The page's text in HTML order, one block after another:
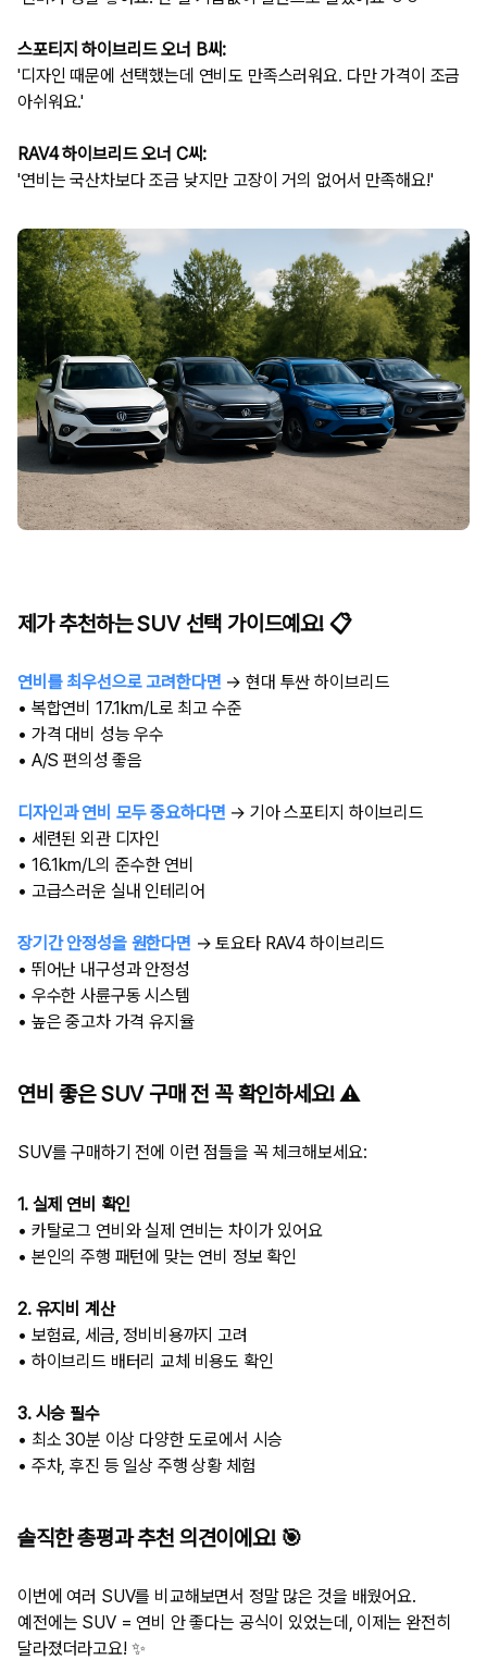
스포티지 하이브리드 오너 B씨:
'디자인 때문에 선택했는데 연비도 만족스러워요. 다만 가격이 조금
아쉬워요.'
RAV4 하이브리드 오너 C씨:
'연비는 국산차보다 조금 낮지만 고장이 거의 없어서 만족해요!'
제가 추천하는 SUV 선택 가이드예요! 📋
연비를 최우선으로 고려한다면 → 현대 투싼 하이브리드
• 복합연비 17.1km/L로 최고 수준
• 가격 대비 성능 우수
• A/S 편의성 좋음
디자인과 연비 모두 중요하다면 → 기아 스포티지 하이브리드
• 세련된 외관 디자인
• 16.1km/L의 준수한 연비
• 고급스러운 실내 인테리어
장기간 안정성을 원한다면 → 토요타 RAV4 하이브리드
• 뛰어난 내구성과 안정성
• 우수한 사륜구동 시스템
• 높은 중고차 가격 유지율
연비 좋은 SUV 구매 전 꼭 확인하세요! ⚠️
SUV를 구매하기 전에 이런 점들을 꼭 체크해보세요:
1. 실제 연비 확인
• 카탈로그 연비와 실제 연비는 차이가 있어요
• 본인의 주행 패턴에 맞는 연비 정보 확인
2. 유지비 계산
• 보험료, 세금, 정비비용까지 고려
• 하이브리드 배터리 교체 비용도 확인
3. 시승 필수
• 최소 30분 이상 다양한 도로에서 시승
• 주차, 후진 등 일상 주행 상황 체험
솔직한 총평과 추천 의견이에요! 🎯
이번에 여러 SUV를 비교해보면서 정말 많은 것을 배웠어요.
예전에는 SUV = 연비 안 좋다는 공식이 있었는데, 이제는 완전히
달라졌더라고요! ✨